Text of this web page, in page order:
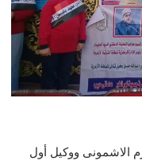
الاشمونى ووكيل أول